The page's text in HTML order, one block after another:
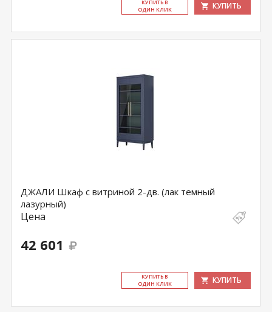
КУ­ПИТЬ В
ОДИН КЛИК
КУПИТЬ
ДЖАЛИ Шкаф с витриной 2-дв. (лак темный
лазурный)
Цена
42 601
КУ­ПИТЬ В
ОДИН КЛИК
КУПИТЬ